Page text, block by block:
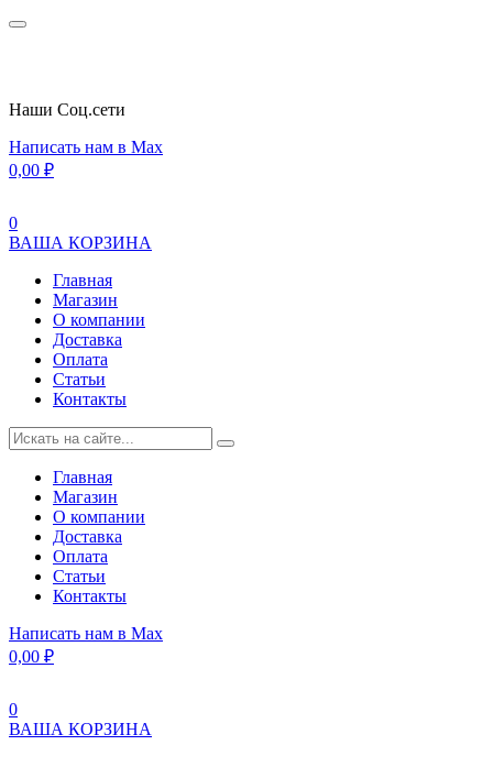
Наши Cоц.сети
Написать нам в Max
0,00 ₽
0
ВАША КОРЗИНА
Главная
Магазин
О компании
Доставка
Оплата
Статьи
Контакты
Главная
Магазин
О компании
Доставка
Оплата
Статьи
Контакты
Написать нам в Max
0,00 ₽
0
ВАША КОРЗИНА